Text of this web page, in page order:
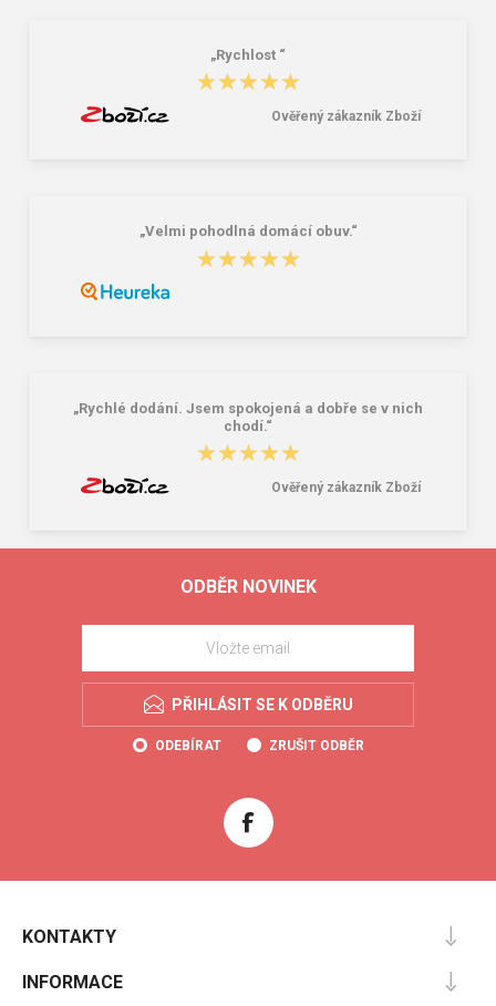
„Rychlost “
★★★★★
★★★★★
Ověřený zákazník Zboží
„Velmi pohodlná domácí obuv.“
★★★★★
★★★★★
„Rychlé dodání. Jsem spokojená a dobře se v nich
chodí.“
★★★★★
★★★★★
Ověřený zákazník Zboží
ODBĚR NOVINEK
PŘIHLÁSIT SE K ODBĚRU
ODEBÍRAT ZRUŠIT ODBĚR
KONTAKTY
INFORMACE